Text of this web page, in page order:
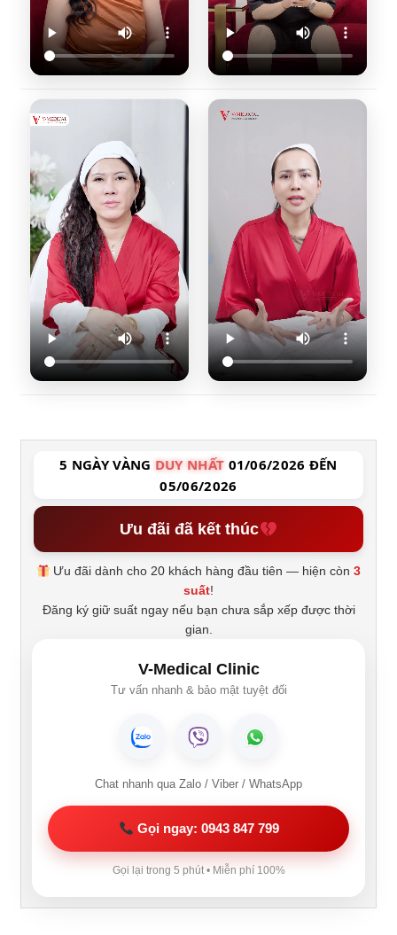
5 NGÀY VÀNG DUY NHẤT 01/06/2026 ĐẾN
05/06/2026
Ưu đãi đã kết thúc
Ưu đãi dành cho 20 khách hàng đầu tiên — hiện còn3
suất!
Đăng ký giữ suất ngay nếu bạn chưa sắp xếp được thời
gian.
V-Medical Clinic
Tư vấn nhanh & bảo mật tuyệt đối
Chat nhanh qua Zalo / Viber / WhatsApp
Gọi ngay: 0943 847 799
Gọi lại trong 5 phút • Miễn phí 100%